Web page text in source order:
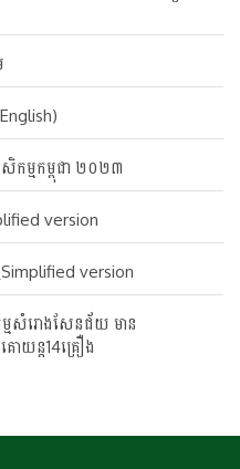
សិកម្មកម្ពុជា ២០២៣
version
version
សំរោងសែនជ័យ មាន
យន្ដ14គ្រឿង